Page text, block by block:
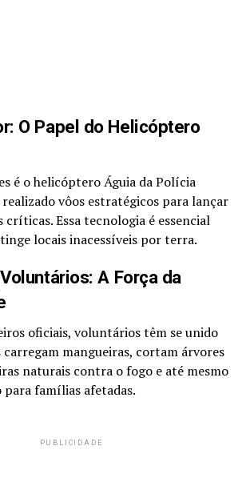
O Papel do Helicóptero
é o helicóptero Águia da Polícia
vôos estratégicos para lançar
críticas. Essa tecnologia é essencial
locais inacessíveis por terra.
A Força da
oficiais, voluntários têm se unido
carregam mangueiras, cortam árvores
naturais contra o fogo e até mesmo
famílias afetadas.
PUBLICIDADE